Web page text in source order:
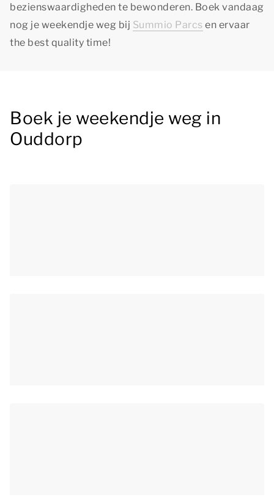
bezienswaardigheden te bewonderen. Boek vandaag
nog je weekendje weg bij Summio Parcs en ervaar
the best quality time!
Boek je weekendje weg in
Ouddorp